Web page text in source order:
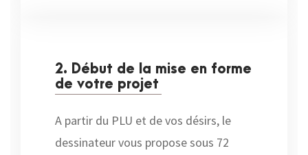
2. Début de la mise en forme
de votre projet
A partir du PLU et de vos désirs, le
dessinateur vous propose sous 72